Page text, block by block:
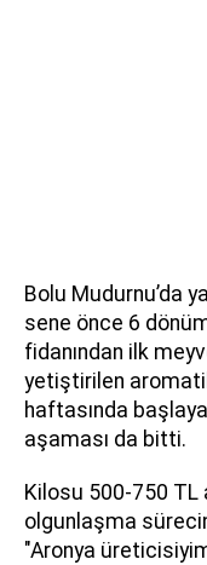
Bolu Mudurnu’da
sene önce 6
fidanından ilk
yetiştirilen
haftasında
aşaması da bitti.
Kilosu 500-750 TL
olgunlaşma
"Aronya